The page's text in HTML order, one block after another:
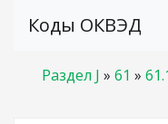
Коды ОКВЭД
Раздел J » 61 »